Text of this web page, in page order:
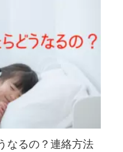
なるの？連絡方法